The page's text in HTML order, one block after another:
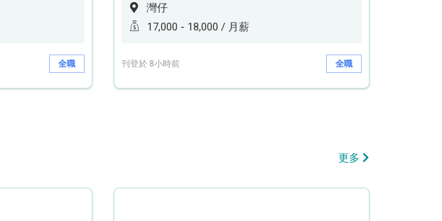
全職
灣仔
17,000 - 18,000 / 月薪
刊登於 8小時前 全職
更多